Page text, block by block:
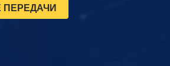
ПЕРЕДАЧИ